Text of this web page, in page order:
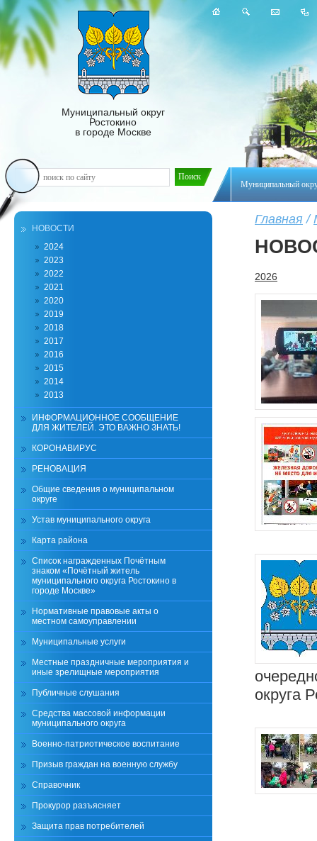
Муниципальный
Муниципальный округ
Ростокино
в городе Москве
Главная /
2026
округа
НОВОСТИ
2024
2023
2022
2021
2020
2019
2018
2017
2016
2015
2014
2013
ИНФОРМАЦИОННОЕ СООБЩЕНИЕ
ДЛЯ ЖИТЕЛЕЙ. ЭТО ВАЖНО ЗНАТЬ!
КОРОНАВИРУС
РЕНОВАЦИЯ
Общие сведения о муниципальном
округе
Устав муниципального округа
Карта района
Список награжденных Почётным
знаком «Почётный житель
муниципального округа Ростокино в
городе Москве»
Нормативные правовые акты о
местном самоуправлении
Муниципальные услуги
Местные праздничные мероприятия и
иные зрелищные мероприятия
Публичные слушания
Средства массовой информации
муниципального округа
Военно-патриотическое воспитание
Призыв граждан на военную службу
Справочник
Прокурор разъясняет
Защита прав потребителей